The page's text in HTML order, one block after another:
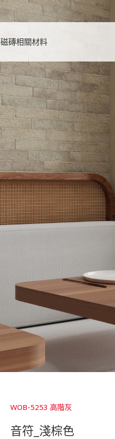
磁磚相關材料
WOB-5253 高階灰
音符_淺棕色